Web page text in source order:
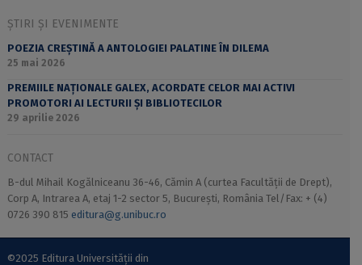
ȘTIRI ȘI EVENIMENTE
POEZIA CREȘTINĂ A ANTOLOGIEI PALATINE ÎN DILEMA
25 mai 2026
PREMIILE NAȚIONALE GALEX, ACORDATE CELOR MAI ACTIVI
PROMOTORI AI LECTURII ȘI BIBLIOTECILOR
29 aprilie 2026
CONTACT
B-dul Mihail Kogălniceanu 36-46, Cămin A (curtea Facultății de Drept),
Corp A, Intrarea A, etaj 1-2 sector 5, București, România Tel/Fax: + (4)
0726 390 815 editura@g.unibuc.ro
©2025 Editura Universității din